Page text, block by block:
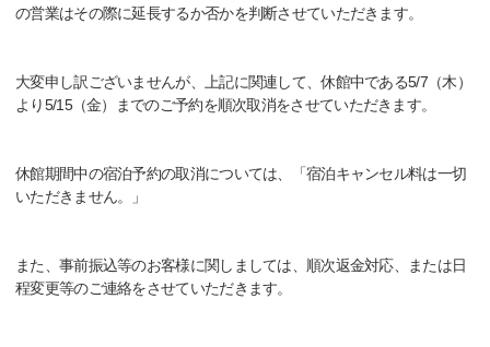
の営業はその際に延長するか否かを判断させていただきます。
大変申し訳ございませんが、上記に関連して、休館中である5/7（木）
より5/15（金）までのご予約を順次取消をさせていただきます。
休館期間中の宿泊予約の取消については、「宿泊キャンセル料は一切
いただきません。」
また、事前振込等のお客様に関しましては、順次返金対応、または日
程変更等のご連絡をさせていただきます。